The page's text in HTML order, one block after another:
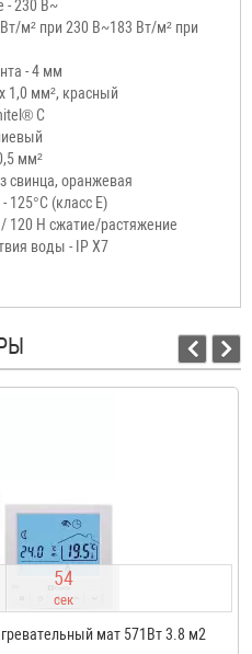
- 230 В~
м² при 230 В~183 Вт/м² при
- 4 мм
1,0 мм², красный
С
мм²
свинца, оранжевая
125°С (класс Е)
120 H сжатие/растяжение
воды - IP X7
53
сек
мат 571Вт 3.8 м2